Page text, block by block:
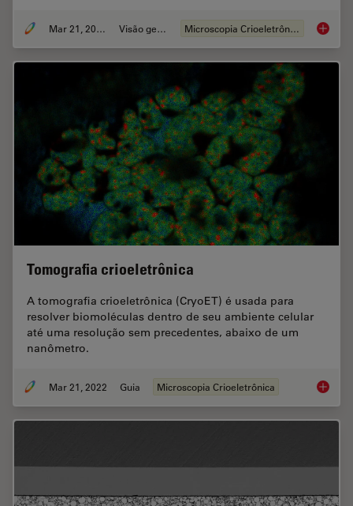
Mar 21, 2022 Visão geral Microscopia Crioeletrônica Precise
Tomografia crioeletrônica
A tomografia crioeletrônica (CryoET) é usada para
resolver biomoléculas dentro de seu ambiente celular
até uma resolução sem precedentes, abaixo de um
nanômetro.
Mar 21, 2022 Guia Microscopia Crioeletrônica